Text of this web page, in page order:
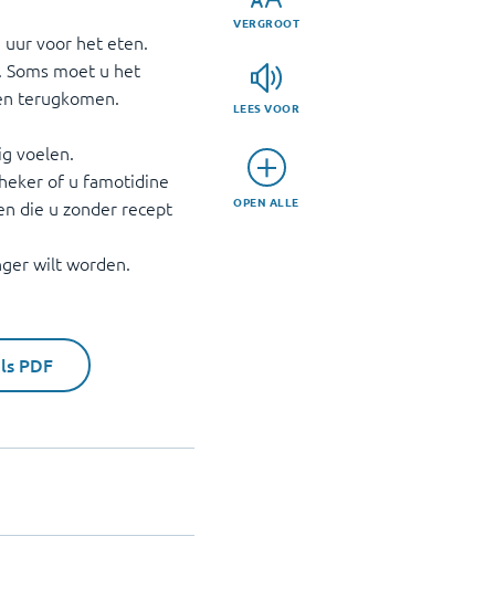
VERGROOT
LEES VOOR
OPEN ALLE
uur voor het eten.
moet u het
terugkomen.
voelen.
of u famotidine
die u zonder recept
wilt worden.
PDF